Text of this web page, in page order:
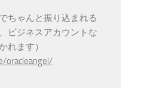
ちゃんと振り込まれる
ビジネスアカウントな
れます）
oracleangel/